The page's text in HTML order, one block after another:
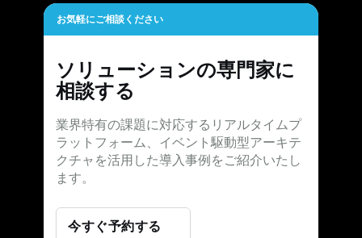
お気軽にご相談ください
ソリューションの専門家に
相談する
業界特有の課題に対応するリアルタイムプ
ラットフォーム、イベント駆動型アーキテ
クチャを活用した導入事例をご紹介いたし
ます。
今すぐ予約する